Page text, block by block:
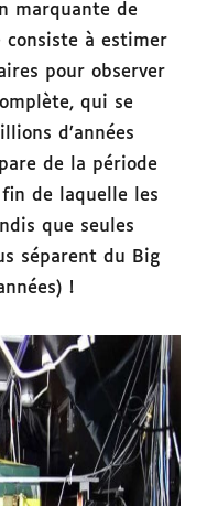
marquante de
à estimer
pour observer
qui se
d’années
de la période
de laquelle les
que seules
séparent du Big
!